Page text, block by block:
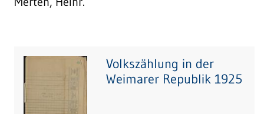
Volkszählung in der
Weimarer Republik 1925